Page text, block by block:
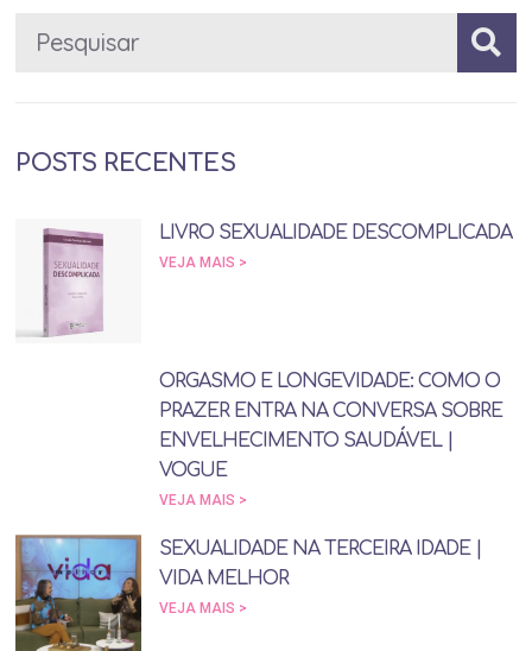
POSTS RECENTES
LIVRO SEXUALIDADE DESCOMPLICADA
VEJA MAIS >
ORGASMO E LONGEVIDADE: COMO O
PRAZER ENTRA NA CONVERSA SOBRE
ENVELHECIMENTO SAUDÁVEL |
VOGUE
VEJA MAIS >
SEXUALIDADE NA TERCEIRA IDADE |
VIDA MELHOR
VEJA MAIS >